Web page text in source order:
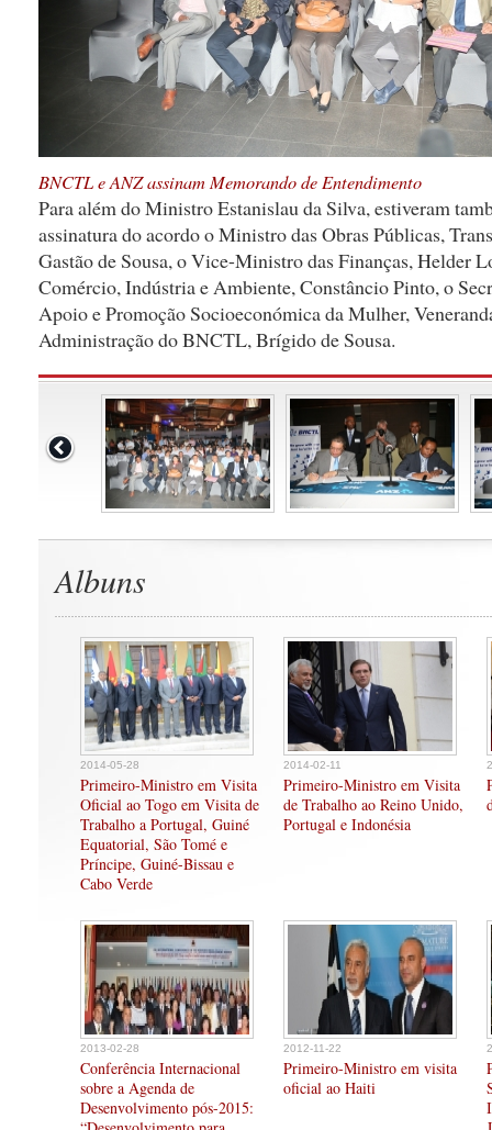
BNCTL e ANZ assinam Memorando de Entendimento
Para além do Ministro Estanislau da Silva, estiveram
assinatura do acordo o Ministro das Obras Públicas,
Gastão de Sousa, o Vice-Ministro das Finanças, Helder
Comércio, Indústria e Ambiente, Constâncio Pinto, o
Apoio e Promoção Socioeconómica da Mulher,
Administração do BNCTL, Brígido de Sousa.
Albuns
2014-05-28
Primeiro-Ministro em Visita
Oficial ao Togo em Visita de
Trabalho a Portugal, Guiné
Equatorial, São Tomé e
Príncipe, Guiné-Bissau e
Cabo Verde
2014-02-11
Primeiro-Ministro em Visita
de Trabalho ao Reino Unido,
Portugal e Indonésia
2013-02-28
Conferência Internacional
sobre a Agenda de
Desenvolvimento pós-2015:
2012-11-22
Primeiro-Ministro em visita
oficial ao Haiti